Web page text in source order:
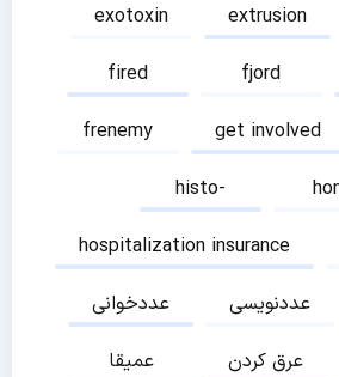
exotoxin
extrusion
fired
fjord
frenemy
get involved
histo-
hospitalization insurance
عددخوانی
عددنویسی
عمیقا
عرق کردن